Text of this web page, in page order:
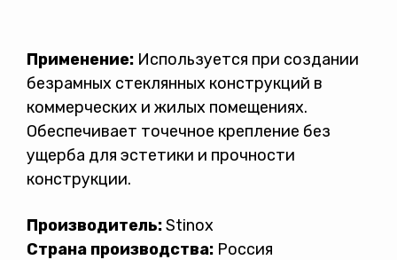
Применение: Используется при создании
безрамных стеклянных конструкций в
коммерческих и жилых помещениях.
Обеспечивает точечное крепление без
ущерба для эстетики и прочности
конструкции.
Производитель:Stinox
Страна производства: Россия